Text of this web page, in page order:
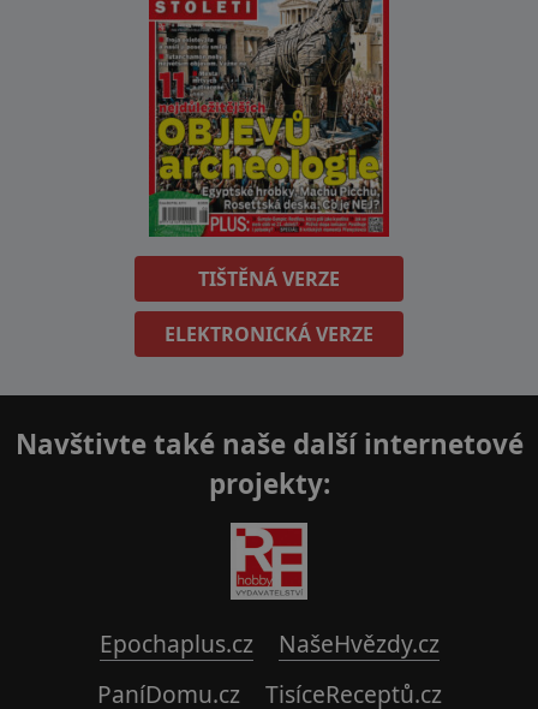
TIŠTĚNÁ VERZE
ELEKTRONICKÁ VERZE
Navštivte také naše další internetové
projekty:
Epochaplus.cz
NašeHvězdy.cz
PaníDomu.cz
TisíceReceptů.cz